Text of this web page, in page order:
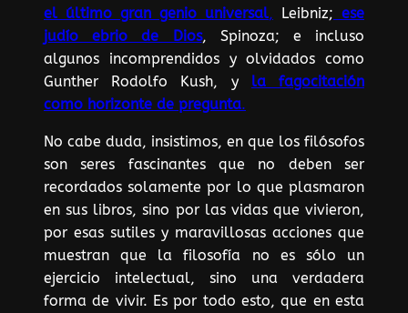
el último gran genio universal, Leibniz; ese
judío ebrio de Dios, Spinoza; e incluso
algunos incomprendidos y olvidados como
Gunther Rodolfo Kush, y la fagocitación
como horizonte de pregunta.
No cabe duda, insistimos, en que los filósofos
son seres fascinantes que no deben ser
recordados solamente por lo que plasmaron
en sus libros, sino por las vidas que vivieron,
por esas sutiles y maravillosas acciones que
muestran que la filosofía no es sólo un
ejercicio intelectual, sino una verdadera
forma de vivir. Es por todo esto, que en esta